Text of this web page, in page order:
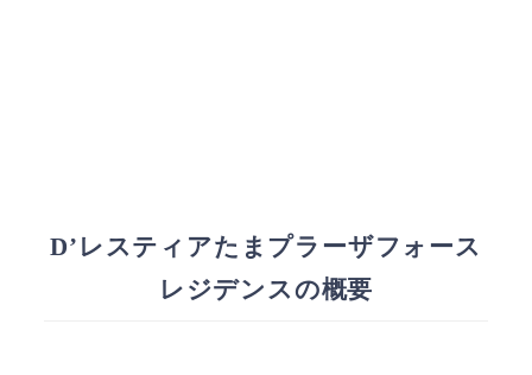
D’レスティアたまプラーザフォース
レジデンスの概要